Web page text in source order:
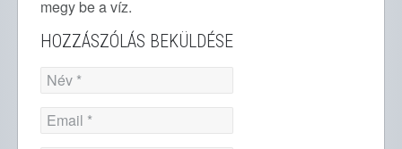
megy be a víz.
HOZZÁSZÓLÁS BEKÜLDÉSE